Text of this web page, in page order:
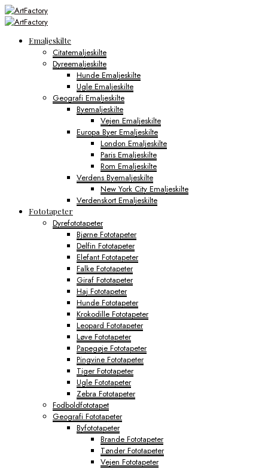
Emaljeskilte
Citatemaljeskilte
Dyreemaljeskilte
Hunde Emaljeskilte
Ugle Emaljeskilte
Geografi Emaljeskilte
Byemaljeskilte
Vejen Emaljeskilte
Europa Byer Emaljeskilte
London Emaljeskilte
Paris Emaljeskilte
Rom Emaljeskilte
Verdens Byemaljeskilte
New York City Emaljeskilte
Verdenskort Emaljeskilte
Fototapeter
Dyrefototapeter
Bjørne Fototapeter
Delfin Fototapeter
Elefant Fototapeter
Falke Fototapeter
Giraf Fototapeter
Haj Fototapeter
Hunde Fototapeter
Krokodille Fototapeter
Leopard Fototapeter
Løve Fototapeter
Papegøje Fototapeter
Pingvine Fototapeter
Tiger Fototapeter
Ugle Fototapeter
Zebra Fototapeter
Fodboldfototapet
Geografi Fototapeter
Byfototapeter
Brande Fototapeter
Tønder Fototapeter
Vejen Fototapeter